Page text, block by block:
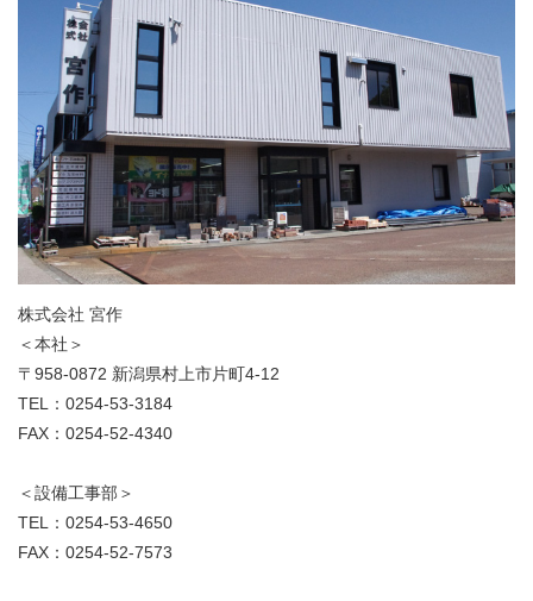
株式会社 宮作
＜本社＞
〒958-0872 新潟県村上市片町4-12
TEL：0254-53-3184
FAX：0254-52-4340
＜設備工事部＞
TEL：0254-53-4650
FAX：0254-52-7573